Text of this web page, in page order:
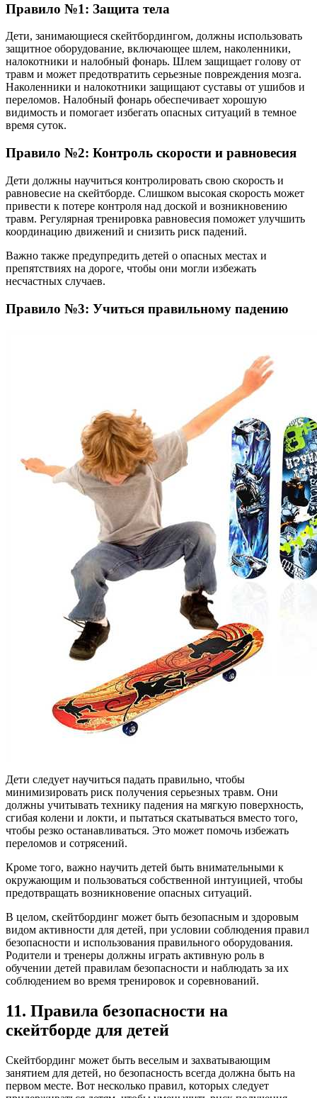
Правило №1: Защита тела
Дети, занимающиеся скейтбордингом, должны использовать
защитное оборудование, включающее шлем, наколенники,
налокотники и налобный фонарь. Шлем защищает голову от
травм и может предотвратить серьезные повреждения мозга.
Наколенники и налокотники защищают суставы от ушибов и
переломов. Налобный фонарь обеспечивает хорошую
видимость и помогает избегать опасных ситуаций в темное
время суток.
Правило №2: Контроль скорости и равновесия
Дети должны научиться контролировать свою скорость и
равновесие на скейтборде. Слишком высокая скорость может
привести к потере контроля над доской и возникновению
травм. Регулярная тренировка равновесия поможет улучшить
координацию движений и снизить риск падений.
Важно также предупредить детей о опасных местах и
препятствиях на дороге, чтобы они могли избежать
несчастных случаев.
Правило №3: Учиться правильному падению
Дети следует научиться падать правильно, чтобы
минимизировать риск получения серьезных травм. Они
должны учитывать технику падения на мягкую поверхность,
сгибая колени и локти, и пытаться скатываться вместо того,
чтобы резко останавливаться. Это может помочь избежать
переломов и сотрясений.
Кроме того, важно научить детей быть внимательными к
окружающим и пользоваться собственной интуицией, чтобы
предотвращать возникновение опасных ситуаций.
В целом, скейтбординг может быть безопасным и здоровым
видом активности для детей, при условии соблюдения правил
безопасности и использования правильного оборудования.
Родители и тренеры должны играть активную роль в
обучении детей правилам безопасности и наблюдать за их
соблюдением во время тренировок и соревнований.
11. Правила безопасности на
скейтборде для детей
Скейтбординг может быть веселым и захватывающим
занятием для детей, но безопасность всегда должна быть на
первом месте. Вот несколько правил, которых следует